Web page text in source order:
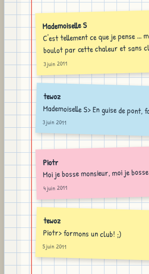
Mademoiselle S
C'est tellement ce que je pense ...
boulot par cette chaleur et sans
3 juin 2011
tewoz
Mademoiselle S> En guise de pont,
3 juin 2011
Piotr
Moi je bosse monsieur, moi je
4 juin 2011
tewoz
Piotr> formons un club! ;)
5 juin 2011